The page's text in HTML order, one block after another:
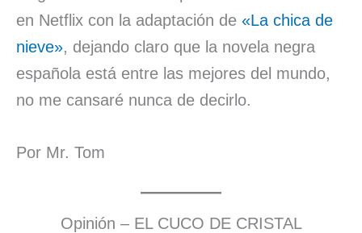
en Netflix con la adaptación de «La chica de
nieve», dejando claro que la novela negra
española está entre las mejores del mundo,
no me cansaré nunca de decirlo.
Por Mr. Tom
Opinión – EL CUCO DE CRISTAL